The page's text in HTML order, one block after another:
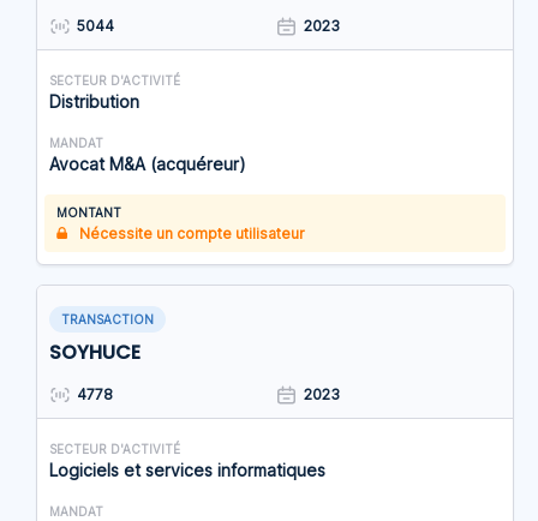
5044 2023
SECTEUR D'ACTIVITÉ
Distribution
MANDAT
Avocat M&A (acquéreur)
MONTANT
Nécessite un compte utilisateur
TRANSACTION
SOYHUCE
4778 2023
SECTEUR D'ACTIVITÉ
Logiciels et services informatiques
MANDAT